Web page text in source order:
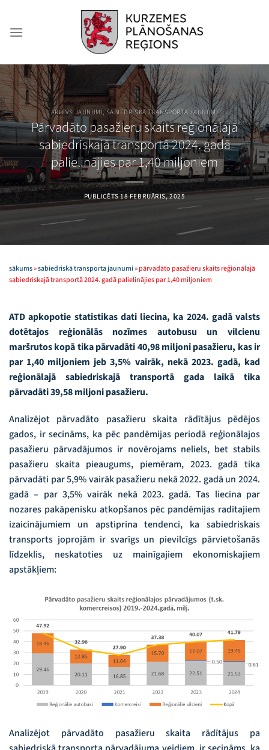
content
ARHĪVS JAUNUMI, SABIEDRISKĀ TRANSPORTA JAUNUMI
Pārvadāto pasažieru skaits reģionālajā
sabiedriskajā transportā 2024. gadā
palielinājies par 1,40 miljoniem
PUBLICĒTS18 FEBRUĀRIS, 2025
sākums»sabiedriskā transporta jaunumi»pārvadāto pasažieru skaits reģionālajā
sabiedriskajā transportā 2024. gadā palielinājies par 1,40 miljoniem
ATD apkopotie statistikas dati liecina, ka 2024. gadā valsts
dotētajos reģionālās nozīmes autobusu un vilcienu
maršrutos kopā tika pārvadāti 40,98 miljoni pasažieru, kas ir
par 1,40 miljoniem jeb 3,5% vairāk, nekā 2023. gadā, kad
reģionālajā sabiedriskajā transportā gada laikā tika
pārvadāti 39,58 miljoni pasažieru.
Analizējot pārvadāto pasažieru skaita rādītājus pēdējos
gados, ir secināms, ka pēc pandēmijas periodā reģionālajos
pasažieru pārvadājumos ir novērojams neliels, bet stabils
pasažieru skaita pieaugums, piemēram, 2023. gadā tika
pārvadāti par 5,9% vairāk pasažieru nekā 2022. gadā un 2024.
gadā – par 3,5% vairāk nekā 2023. gadā. Tas liecina par
nozares pakāpenisku atkopšanos pēc pandēmijas radītajiem
izaicinājumiem un apstiprina tendenci, ka sabiedriskais
transports joprojām ir svarīgs un pievilcīgs pārvietošanās
līdzeklis, neskatoties uz mainīgajiem ekonomiskajiem
apstākļiem:
Analizējot pārvadāto pasažieru skaita rādītājus pa